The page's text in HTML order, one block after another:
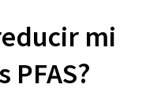
mi
PFAS?